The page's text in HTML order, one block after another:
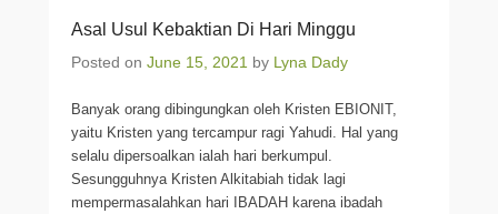
Asal Usul Kebaktian Di Hari Minggu
Posted on June 15, 2021 by Lyna Dady
Banyak orang dibingungkan oleh Kristen EBIONIT,
yaitu Kristen yang tercampur ragi Yahudi. Hal yang
selalu dipersoalkan ialah hari berkumpul.
Sesungguhnya Kristen Alkitabiah tidak lagi
mempermasalahkan hari IBADAH karena ibadah